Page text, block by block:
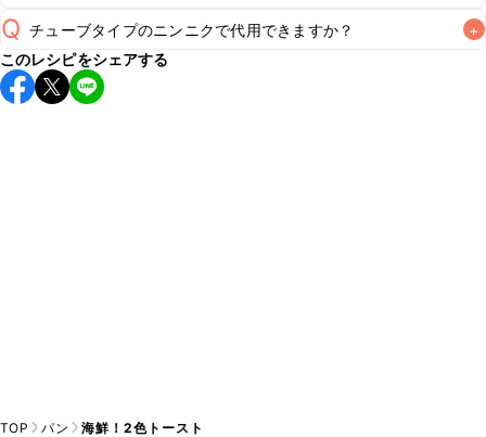
A
保存期間は冷蔵で当日中が目安です。なるべくお早めにお召
し上がりください。
※日持ちは目安です。
Q チューブタイプのニンニクで代用できますか？ +
A
チューブタイプのニンニクを使用してもお作りいただけま
す。レシピと同量を目安に加え、お好みの風味になるようご
このレシピをシェアする
TOP パン 海鮮！2色トースト